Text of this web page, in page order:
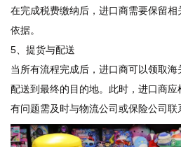
在完成税费缴纳后，进口商需要保留
依据。
5、提货与配送
当所有流程完成后，进口商可以领取
配送到最终的目的地。此时，进口商
有问题需及时与物流公司或保险公司联